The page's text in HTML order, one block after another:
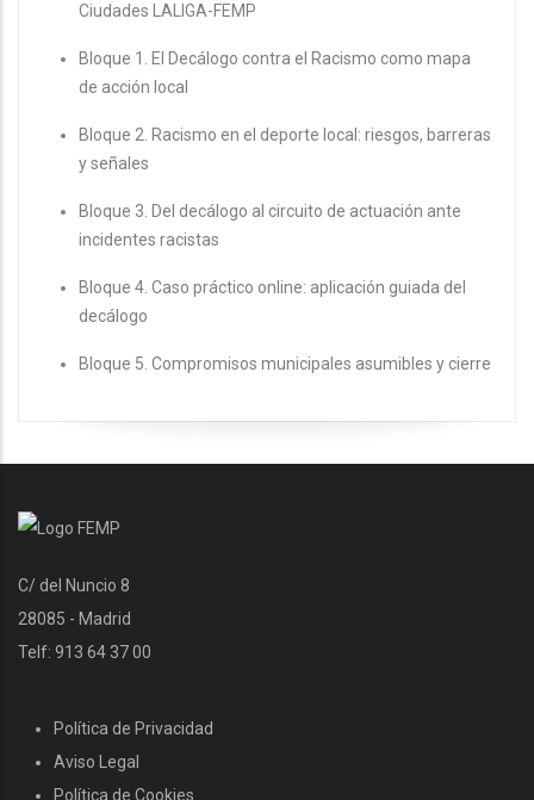
Ciudades LALIGA-FEMP
Bloque 1. El Decálogo contra el Racismo como mapa
de acción local
Bloque 2. Racismo en el deporte local: riesgos, barreras
y señales
Bloque 3. Del decálogo al circuito de actuación ante
incidentes racistas
Bloque 4. Caso práctico online: aplicación guiada del
decálogo
Bloque 5. Compromisos municipales asumibles y cierre
C/ del Nuncio 8
28085 - Madrid
Telf: 913 64 37 00
Política de Privacidad
Aviso Legal
Política de Cookies